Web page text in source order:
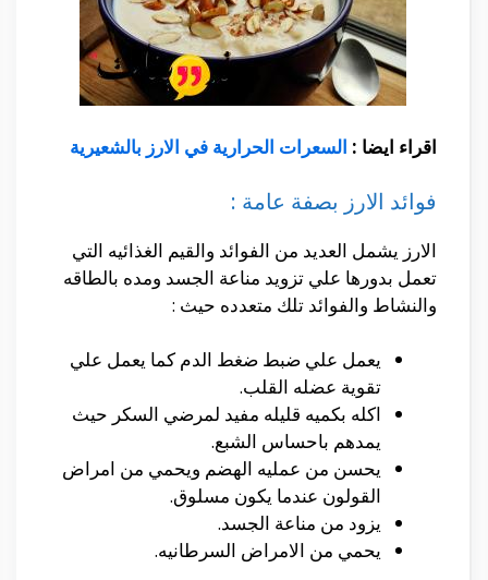
اقراء ايضا : السعرات الحرارية في الارز بالشعيرية
فوائد الارز بصفة عامة :
الارز يشمل العديد من الفوائد والقيم الغذائيه التي
تعمل بدورها علي تزويد مناعة الجسد ومده بالطاقه
والنشاط والفوائد تلك متعدده حيث :
يعمل علي ضبط ضغط الدم كما يعمل علي
تقوية عضله القلب.
اكله بكميه قليله مفيد لمرضي السكر حيث
يمدهم باحساس الشبع.
يحسن من عمليه الهضم ويحمي من امراض
القولون عندما يكون مسلوق.
يزود من مناعة الجسد.
يحمي من الامراض السرطانيه.